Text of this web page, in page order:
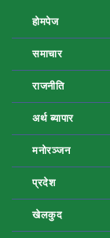
होमपेज
समाचार
राजनीति
अर्थ ब्यापार
मनोरञ्जन
प्रदेश
खेलकुद